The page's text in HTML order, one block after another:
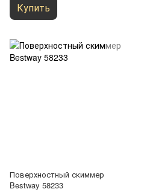
Купить
Поверхностный скиммер
Bestway 58233